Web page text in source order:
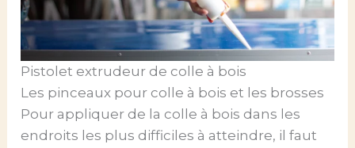
Pistolet extrudeur de colle à bois
Les pinceaux pour colle à bois et les brosses
Pour appliquer de la colle à bois dans les
endroits les plus difficiles à atteindre, il faut